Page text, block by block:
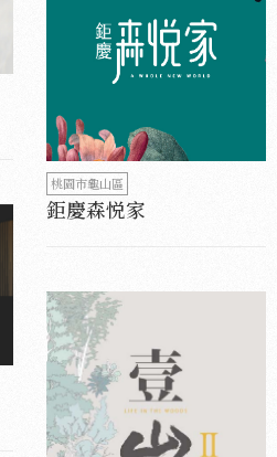
桃園市龜山區
鉅慶森悦家